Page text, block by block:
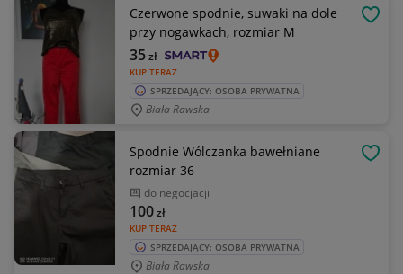
Czerwone spodnie, suwaki na dole
przy nogawkach, rozmiar M
KUP TERAZ
35zł
SPRZEDAJĄCY: OSOBA PRYWATNA
Biała Rawska
Spodnie Wólczanka bawełniane
rozmiar 36
do negocjacji
KUP TERAZ
100zł
SPRZEDAJĄCY: OSOBA PRYWATNA
Biała Rawska